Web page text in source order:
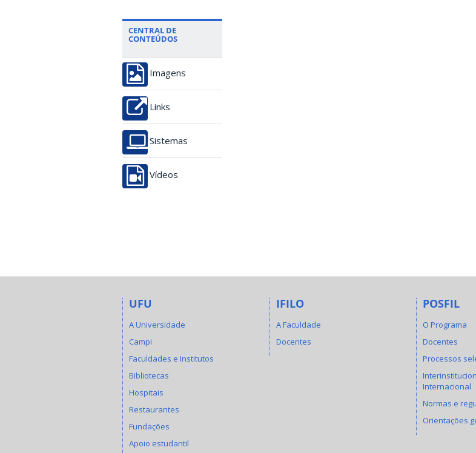
CENTRAL DE
CONTEÚDOS
Imagens
Links
Sistemas
Vídeos
UFU
A Universidade
Campi
Faculdades e Institutos
Bibliotecas
Hospitais
Restaurantes
Fundações
Apoio estudantil
IFILO
A Faculdade
Docentes
POSFIL
O Programa
Docentes
Processos
Internacional
Normas e
Orientações